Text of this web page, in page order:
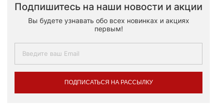
Подпишитесь на наши новости и акции
Вы будете узнавать обо всех новинках и акциях
первым!
ПОДПИСАТЬСЯ НА РАССЫЛКУ